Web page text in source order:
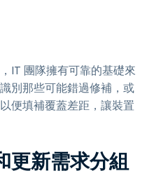
IT 團隊擁有可靠的基礎來
別那些可能錯過修補，或
便填補覆蓋差距，讓裝置
更新需求分組